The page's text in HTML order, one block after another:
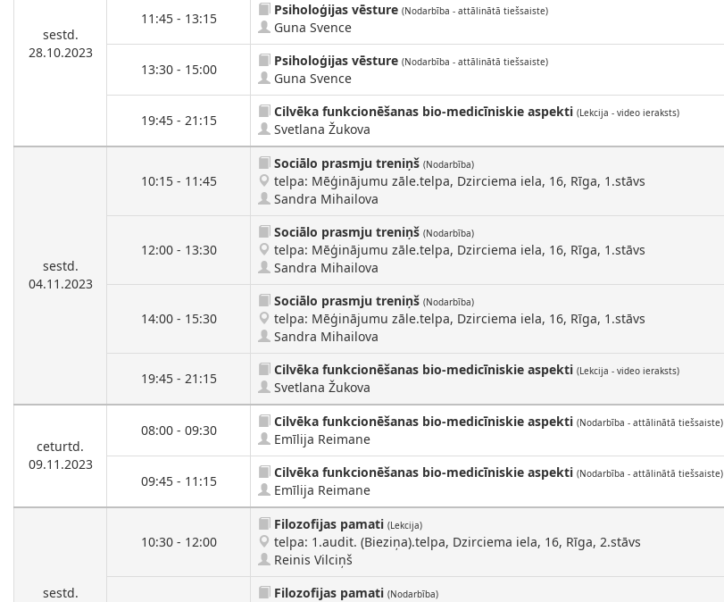
sestd.
28.10.2023
11:45 - 13:15
Psiholoģijas vēsture (Nodarbība - attālinātā tiešsaiste)
Guna Svence
13:30 - 15:00
Psiholoģijas vēsture (Nodarbība - attālinātā tiešsaiste)
Guna Svence
19:45 - 21:15
Cilvēka funkcionēšanas bio-medicīniskie aspekti (Lekcija - video ieraksts)
Svetlana Žukova
sestd.
04.11.2023
10:15 - 11:45
Sociālo prasmju treniņš (Nodarbība)
telpa: Mēģinājumu zāle.telpa, Dzirciema iela, 16, Rīga, 1.stāvs
Sandra Mihailova
12:00 - 13:30
Sociālo prasmju treniņš (Nodarbība)
telpa: Mēģinājumu zāle.telpa, Dzirciema iela, 16, Rīga, 1.stāvs
Sandra Mihailova
14:00 - 15:30
Sociālo prasmju treniņš (Nodarbība)
telpa: Mēģinājumu zāle.telpa, Dzirciema iela, 16, Rīga, 1.stāvs
Sandra Mihailova
19:45 - 21:15
Cilvēka funkcionēšanas bio-medicīniskie aspekti (Lekcija - video ieraksts)
Svetlana Žukova
ceturtd.
09.11.2023
08:00 - 09:30
Cilvēka funkcionēšanas bio-medicīniskie aspekti (Nodarbība - attālinātā tiešsaiste)
Emīlija Reimane
09:45 - 11:15
Cilvēka funkcionēšanas bio-medicīniskie aspekti (Nodarbība - attālinātā tiešsaiste)
Emīlija Reimane
sestd.
10:30 - 12:00
Filozofijas pamati (Lekcija)
telpa: 1.audit. (Bieziņa).telpa, Dzirciema iela, 16, Rīga, 2.stāvs
Reinis Vilciņš
Filozofijas pamati (Nodarbība)